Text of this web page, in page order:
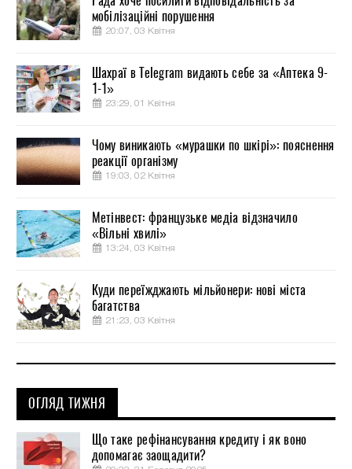
мобілізаційні порушення
20:07, 03 Квітня
Шахраї в Telegram видають себе за «Аптека 9-
1-1»
23:29, 01 Квітня
Чому виникають «мурашки по шкірі»: пояснення
реакції організму
19:03, 02 Квітня
Метінвест: французьке медіа відзначило
«Вільні хвилі»
13:24, 03 Квітня
Куди переїжджають мільйонери: нові міста
багатства
21:23, 03 Квітня
ОГЛЯД ТИЖНЯ
Що таке рефінансування кредиту і як воно
допомагає заощадити?